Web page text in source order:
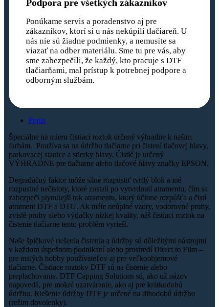
Podpora pre všetkých zákazníkov
Ponúkame servis a poradenstvo aj pre
zákazníkov, ktorí si u nás nekúpili tlačiareň. U
nás nie sú žiadne podmienky, a nemusíte sa
viazať na odber materiálu. Sme tu pre vás, aby
sme zabezpečili, že každý, kto pracuje s DTF
tlačiarňami, mal prístup k potrebnej podpore a
odborným službám.
Popis
Špeciálne na mieru čistiaci roztok určený výhradne k našim
farbám. Používa sa na údržbu tlačiarne pri čistení tlačovej hlavy,
parkovacej stanice a stierky hlavy. Čistič je určený
VÝHRADNE pre tlačiarne alebo tlačové hlavy značky EPSON.
Degradačný faktor môže silne rozpustiť tvrdý blok a iné
rozpustné nečistoty, ktoré zostali po vytvrdnutí atramentu, čím sa
zabezpečí plynulejší tok atramentu, ktorý účinne rozpúšťa a čistí
atrament DTF a DTG. Ak máte neúplné vzory, vodorovné pruhy,
zvislé pruhy alebo výtlačky nízkej kvality, náš čistiaci roztok na
čistenie tlačiarne tento problém vyrieši.
Naše špičkové riešenia čistenia a údržby sú dôležitými nástrojmi
v každom úspešnom podnikaní alebo prostredí Direct to Film –
pre malých hobby používateľov aj pre veľkoobjemové
tlačiarne. Čistiace roztoky DTF sú na čistenie alebo
preplachovanie. DTF Capping Solutions sú, ako už názov
napovedá, pre mokré uzatváranie, ako aj pre krátkodobú
údržbu. Riešenie údržby DTF je určené na dlhodobú údržbu
(režim dovolenky).